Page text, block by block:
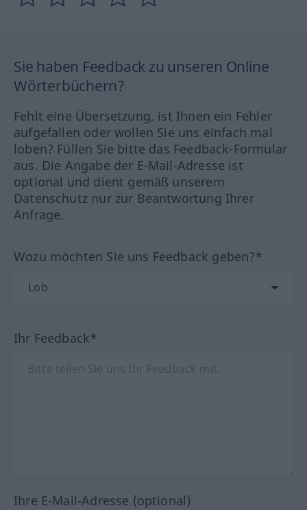
Sie haben Feedback zu unseren Online
Wörterbüchern?
Fehlt eine Übersetzung, ist Ihnen ein Fehler
aufgefallen oder wollen Sie uns einfach mal
loben? Füllen Sie bitte das Feedback-Formular
aus. Die Angabe der E-Mail-Adresse ist
optional und dient gemäß unserem
Datenschutz nur zur Beantwortung Ihrer
Anfrage.
Wozu möchten Sie uns Feedback geben?*
Ihr Feedback*
Ihre E-Mail-Adresse (optional)